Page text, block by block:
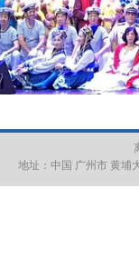
地址：中国 广州市 黄埔